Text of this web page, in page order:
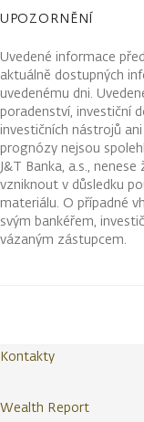
UPOZORNĚNÍ
Uvedené informace
aktuálně dostupných
uvedenému dni.
poradenství, investiční
investičních nástrojů
prognózy nejsou
J&T Banka, a.s.,
vzniknout v důsledku
materiálu. O případné
svým bankéřem,
vázaným zástupcem.
Kontakty
Wealth Report